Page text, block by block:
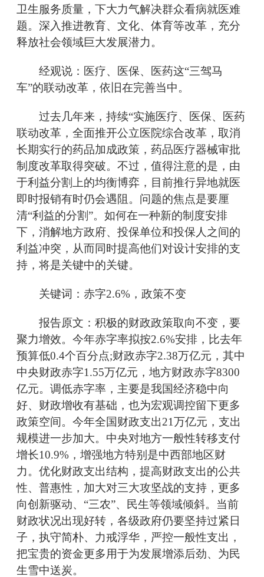
卫生服务质量，下大力气解决群众看病就医难
题。深入推进教育、文化、体育等改革，充分
释放社会领域巨大发展潜力。
经观说：医疗、医保、医药这“三驾马
车”的联动改革，依旧在完善当中。
过去几年来，持续“实施医疗、医保、医药
联动改革，全面推开公立医院综合改革，取消
长期实行的药品加成政策，药品医疗器械审批
制度改革取得突破。不过，值得注意的是，由
于利益分割上的均衡博弈，目前推行异地就医
即时报销有时仍会遇阻。问题的焦点是要厘
清“利益的分割”。如何在一种新的制度安排
下，消解地方政府、投保单位和投保人之间的
利益冲突，从而同时提高他们对设计安排的支
持，将是关键中的关键。
关键词：赤字2.6%，政策不变
报告原文：积极的财政政策取向不变，要
聚力增效。今年赤字率拟按2.6%安排，比去年
预算低0.4个百分点;财政赤字2.38万亿元，其中
中央财政赤字1.55万亿元，地方财政赤字8300
亿元。调低赤字率，主要是我国经济稳中向
好、财政增收有基础，也为宏观调控留下更多
政策空间。今年全国财政支出21万亿元，支出
规模进一步加大。中央对地方一般性转移支付
增长10.9%，增强地方特别是中西部地区财
力。优化财政支出结构，提高财政支出的公共
性、普惠性，加大对三大攻坚战的支持，更多
向创新驱动、“三农”、民生等领域倾斜。当前
财政状况出现好转，各级政府仍要坚持过紧日
子，执守简朴、力戒浮华，严控一般性支出，
把宝贵的资金更多用于为发展增添后劲、为民
生雪中送炭。